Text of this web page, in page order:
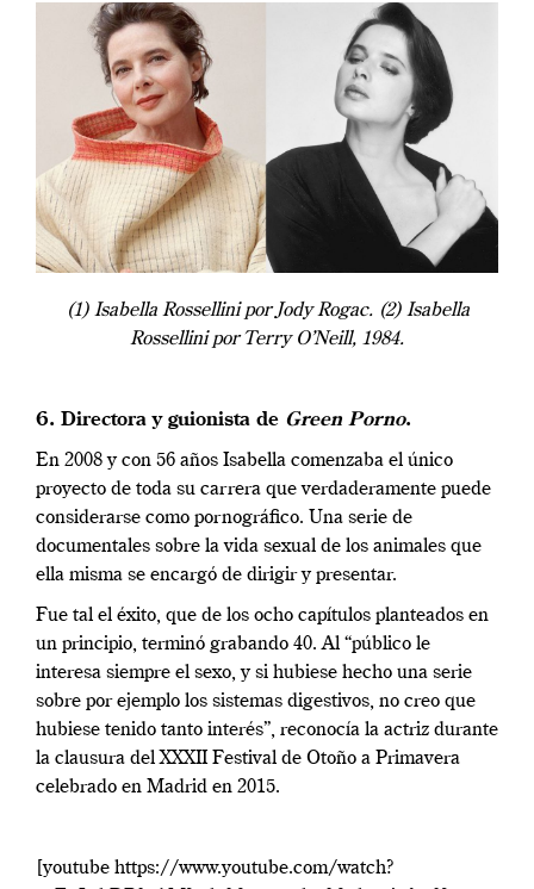
(1) Isabella Rossellini por Jody Rogac. (2) Isabella
Rossellini por Terry O’Neill, 1984.
6. Directora y guionista de Green Porno.
En 2008 y con 56 años Isabella comenzaba el único
proyecto de toda su carrera que verdaderamente puede
considerarse como pornográfico. Una serie de
documentales sobre la vida sexual de los animales que
ella misma se encargó de dirigir y presentar.
Fue tal el éxito, que de los ocho capítulos planteados en
un principio, terminó grabando 40. Al “público le
interesa siempre el sexo, y si hubiese hecho una serie
sobre por ejemplo los sistemas digestivos, no creo que
hubiese tenido tanto interés”, reconocía la actriz durante
la clausura del XXXII Festival de Otoño a Primavera
celebrado en Madrid en 2015.
[youtube https://www.youtube.com/watch?